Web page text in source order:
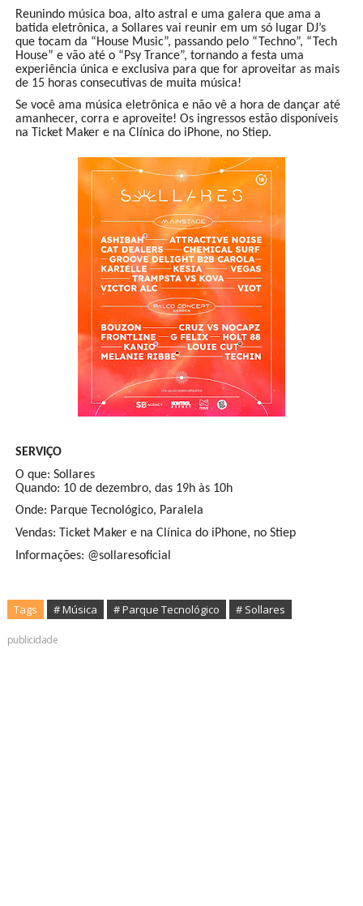
Reunindo música boa, alto astral e uma galera que ama a
batida eletrônica, a Sollares vai reunir em um só lugar DJ’s
que tocam da “House Music”, passando pelo “Techno”, “Tech
House” e vão até o “Psy Trance”, tornando a festa uma
experiência única e exclusiva para que for aproveitar as mais
de 15 horas consecutivas de muita música!
Se você ama música eletrônica e não vê a hora de dançar até
amanhecer, corra e aproveite! Os ingressos estão disponíveis
na Ticket Maker e na Clínica do iPhone, no Stiep.
SERVIÇO
O que: Sollares
Quando: 10 de dezembro, das 19h às 10h
Onde: Parque Tecnológico, Paralela
Vendas: Ticket Maker e na Clínica do iPhone, no Stiep
Informações: @sollaresoficial
Tags # Música # Parque Tecnológico # Sollares
publicidade